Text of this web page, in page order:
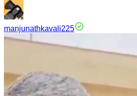
manjunathkavali225